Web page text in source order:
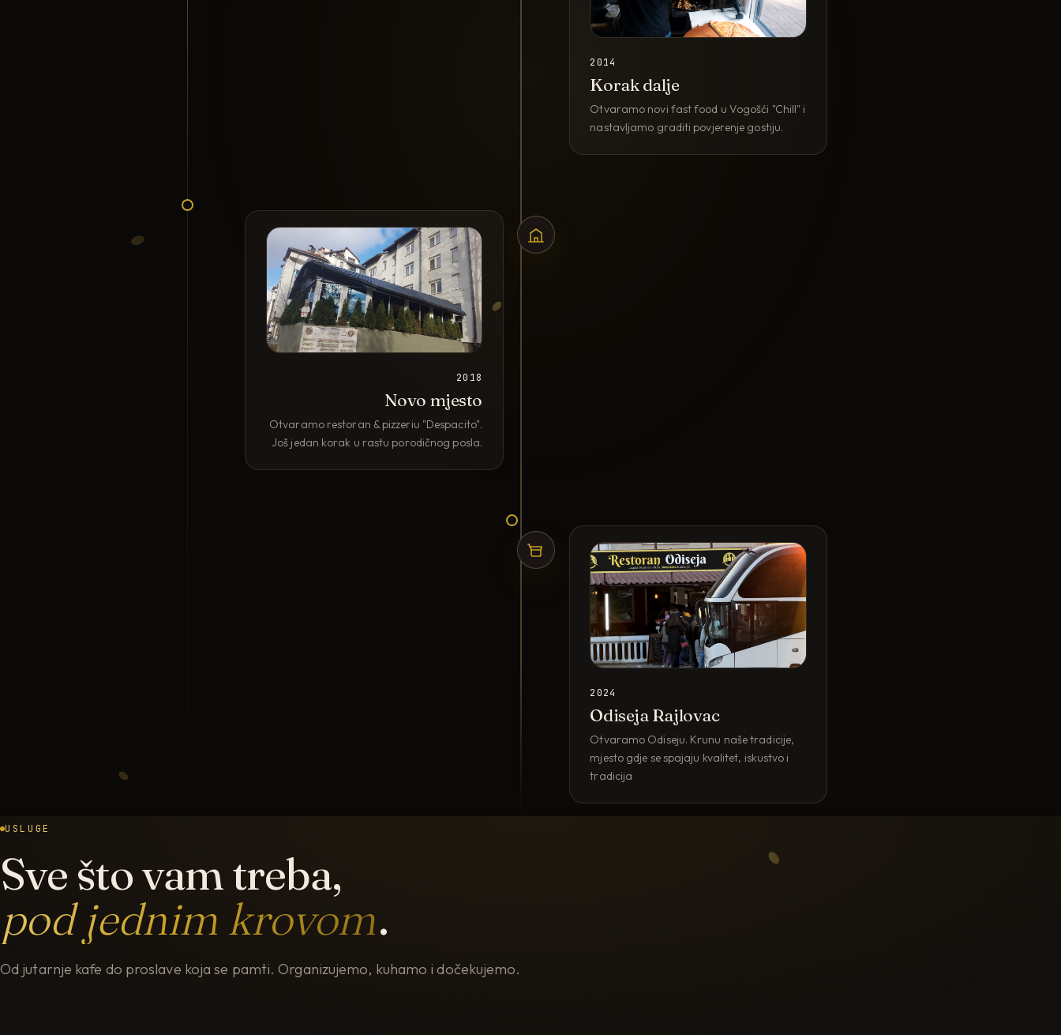
2014
Korak dalje
Otvaramo novi fast food u Vogošći "Chill" i
nastavljamo graditi povjerenje gostiju.
2018
Novo mjesto
Otvaramo restoran & pizzeriu "Despacito".
Još jedan korak u rastu porodičnog posla.
2024
Odiseja Rajlovac
Otvaramo Odiseju. Krunu naše tradicije,
mjesto gdje se spajaju kvalitet, iskustvo i
tradicija
USLUGE
Sve što vam treba,
pod jednim krovom.
Od jutarnje kafe do proslave koja se pamti. Organizujemo, kuhamo i dočekujemo.